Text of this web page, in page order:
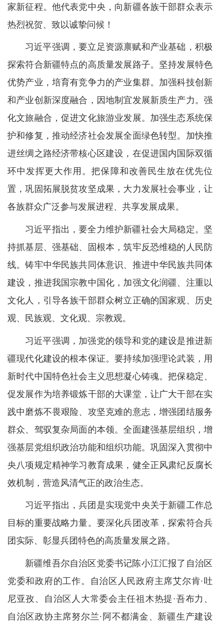
家新征程。他代表党中央，向新疆各族干部群众表示
热烈祝贺、致以诚挚问候！
习近平强调，要立足资源禀赋和产业基础，积极
探索符合新疆特点的高质量发展路子。坚持发展特色
优势产业，培育有竞争力的产业集群。加强科技创新
和产业创新深度融合，因地制宜发展新质生产力。强
化文旅融合，促进文化旅游业发展。加强生态系统保
护和修复，推动经济社会发展全面绿色转型。加快推
进丝绸之路经济带核心区建设，在促进国内国际双循
环中发挥更大作用。把保障和改善民生放在优先位
置，巩固拓展脱贫攻坚成果，大力发展社会事业，让
各族群众广泛参与发展进程、共享发展成果。
习近平指出，要全力维护新疆社会大局稳定。坚
持抓基层、强基础、固根本，筑牢反恐维稳的人民防
线。铸牢中华民族共同体意识、推进中华民族共同体
建设，推进我国宗教中国化，加强文化润疆、注重以
文化人，引导各族干部群众树立正确的国家观、历史
观、民族观、文化观、宗教观。
习近平强调，加强党的领导和党的建设是推进新
疆现代化建设的根本保证。要持续加强理论武装，用
新时代中国特色社会主义思想凝心铸魂。把保稳定、
促发展作为培养锻炼干部的大课堂，让广大干部在实
践中磨炼不畏艰险、攻坚克难的意志，增强团结服务
群众、驾驭复杂局面的本领。全面建强基层组织，增
强基层党组织政治功能和组织功能。巩固深入贯彻中
央八项规定精神学习教育成果，健全正风肃纪反腐长
效机制，营造风清气正的政治生态。
习近平指出，兵团是实现党中央关于新疆工作总
目标的重要战略力量。要深化兵团改革，探索符合兵
团实际、彰显兵团特色的高质量发展之路。
新疆维吾尔自治区党委书记陈小江汇报了自治区
党委和政府的工作。自治区人民政府主席艾尔肯·吐
尼亚孜、自治区人大常委会主任祖木热提·吾布力、
自治区政协主席努尔兰·阿不都满金、新疆生产建设